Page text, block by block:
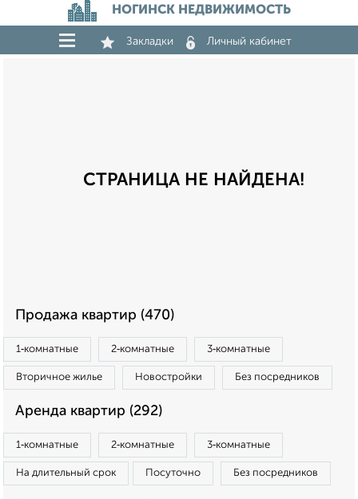
НОГИНСК НЕДВИЖИМОСТЬ
Закладки Личный кабинет
СТРАНИЦА НЕ НАЙДЕНА!
Продажа квартир (470)
1‑комнатные 2‑комнатные 3‑комнатные
Вторичное жилье Новостройки Без посредников
Аренда квартир (292)
1‑комнатные 2‑комнатные 3‑комнатные
На длительный срок Посуточно Без посредников